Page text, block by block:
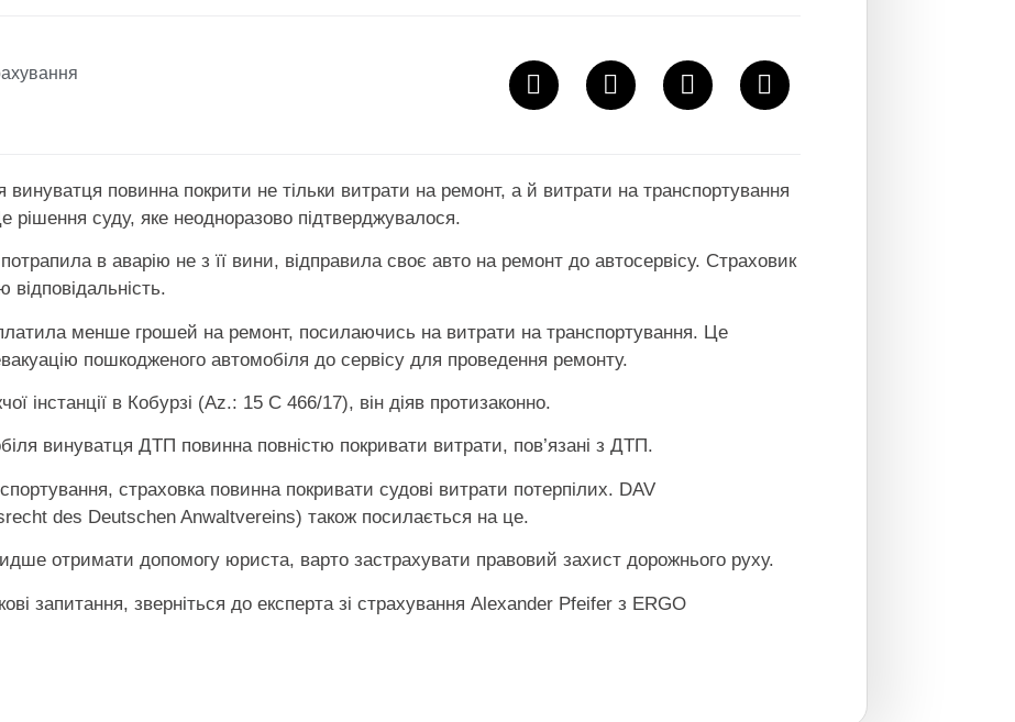
винуватця повинна покрити не тільки витрати на ремонт, а й витрати на транспортування
рішення суду, яке неодноразово підтверджувалося.
в аварію не з її вини, відправила своє авто на ремонт до автосервісу. Страховик
відповідальність.
менше грошей на ремонт, посилаючись на витрати на транспортування. Це
пошкодженого автомобіля до сервісу для проведення ремонту.
інстанції в Кобурзі (Az.: 15 C 466/17), він діяв протизаконно.
винуватця ДТП повинна повністю покривати витрати, пов’язані з ДТП.
страховка повинна покривати судові витрати потерпілих. DAV
des Deutschen Anwaltvereins) також посилається на це.
отримати допомогу юриста, варто застрахувати правовий захист дорожнього руху.
запитання, зверніться до експерта зі страхування Alexander Pfeifer з ERGO